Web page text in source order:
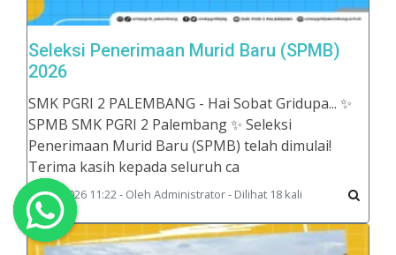
Seleksi Penerimaan Murid Baru (SPMB)
2026
SMK PGRI 2 PALEMBANG - Hai Sobat Gridupa... ✨
SPMB SMK PGRI 2 Palembang ✨ Seleksi
Penerimaan Murid Baru (SPMB) telah dimulai!
Terima kasih kepada seluruh ca
07/08/2026 11:22 - Oleh Administrator - Dilihat 18 kali